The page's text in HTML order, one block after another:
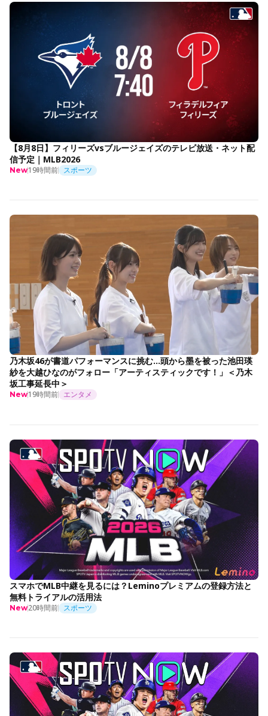
【8月8日】フィリーズvsブルージェイズのテレビ放送・ネット配
信予定｜MLB2026
New19時間前 スポーツ
乃木坂46が書道パフォーマンスに挑む…頭から墨を被った池田瑛
紗を大越ひなのがフォロー「アーティスティックです！」＜乃木
坂工事延長中＞
New19時間前 エンタメ
スマホでMLB中継を見るには？Leminoプレミアムの登録方法と
無料トライアルの活用法
New20時間前 スポーツ